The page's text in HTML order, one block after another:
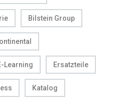
Bilstein Group
Learning Ersatzteile
Katalog